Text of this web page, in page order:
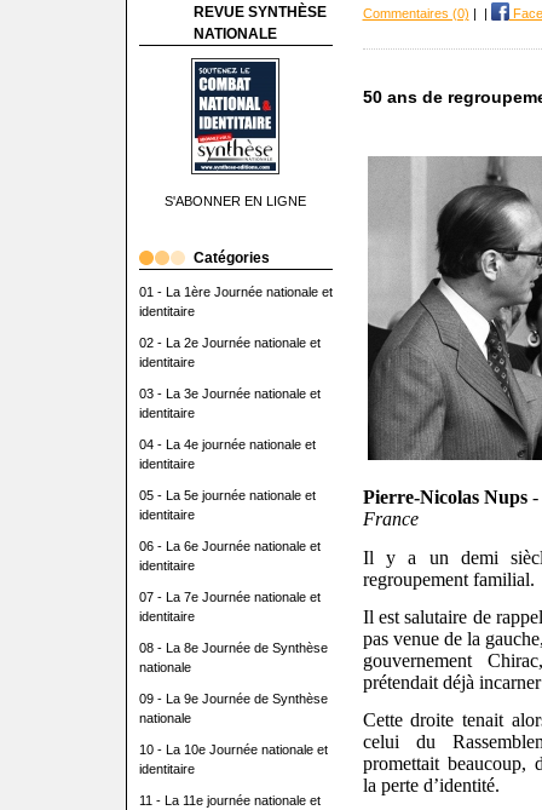
REVUE SYNTHÈSE
NATIONALE
S'ABONNER EN LIGNE
Catégories
01 - La 1ère Journée nationale et
identitaire
02 - La 2e Journée nationale et
identitaire
03 - La 3e Journée nationale et
identitaire
04 - La 4e journée nationale et
identitaire
05 - La 5e journée nationale et
identitaire
06 - La 6e Journée nationale et
identitaire
07 - La 7e Journée nationale et
identitaire
08 - La 8e Journée de Synthèse
nationale
09 - La 9e Journée de Synthèse
nationale
10 - La 10e Journée nationale et
identitaire
11 - La 11e journée nationale et
Commentaires (0)
50 ans de
Pierre-Nicolas Nups -
France
Il y a un demi
regroupement familial.
Il est salutaire de
pas venue de la
gouvernement
prétendait déjà
Cette droite tenait
celui du
promettait beaucoup,
la perte d’identité.